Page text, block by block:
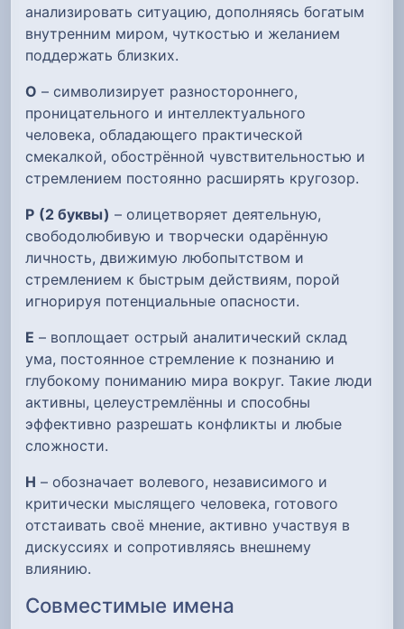
анализировать ситуацию, дополняясь богатым
внутренним миром, чуткостью и желанием
поддержать близких.
О – символизирует разностороннего,
проницательного и интеллектуального
человека, обладающего практической
смекалкой, обострённой чувствительностью и
стремлением постоянно расширять кругозор.
Р (2 буквы) – олицетворяет деятельную,
свободолюбивую и творчески одарённую
личность, движимую любопытством и
стремлением к быстрым действиям, порой
игнорируя потенциальные опасности.
Е – воплощает острый аналитический склад
ума, постоянное стремление к познанию и
глубокому пониманию мира вокруг. Такие люди
активны, целеустремлённы и способны
эффективно разрешать конфликты и любые
сложности.
Н – обозначает волевого, независимого и
критически мыслящего человека, готового
отстаивать своё мнение, активно участвуя в
дискуссиях и сопротивляясь внешнему
влиянию.
Совместимые имена